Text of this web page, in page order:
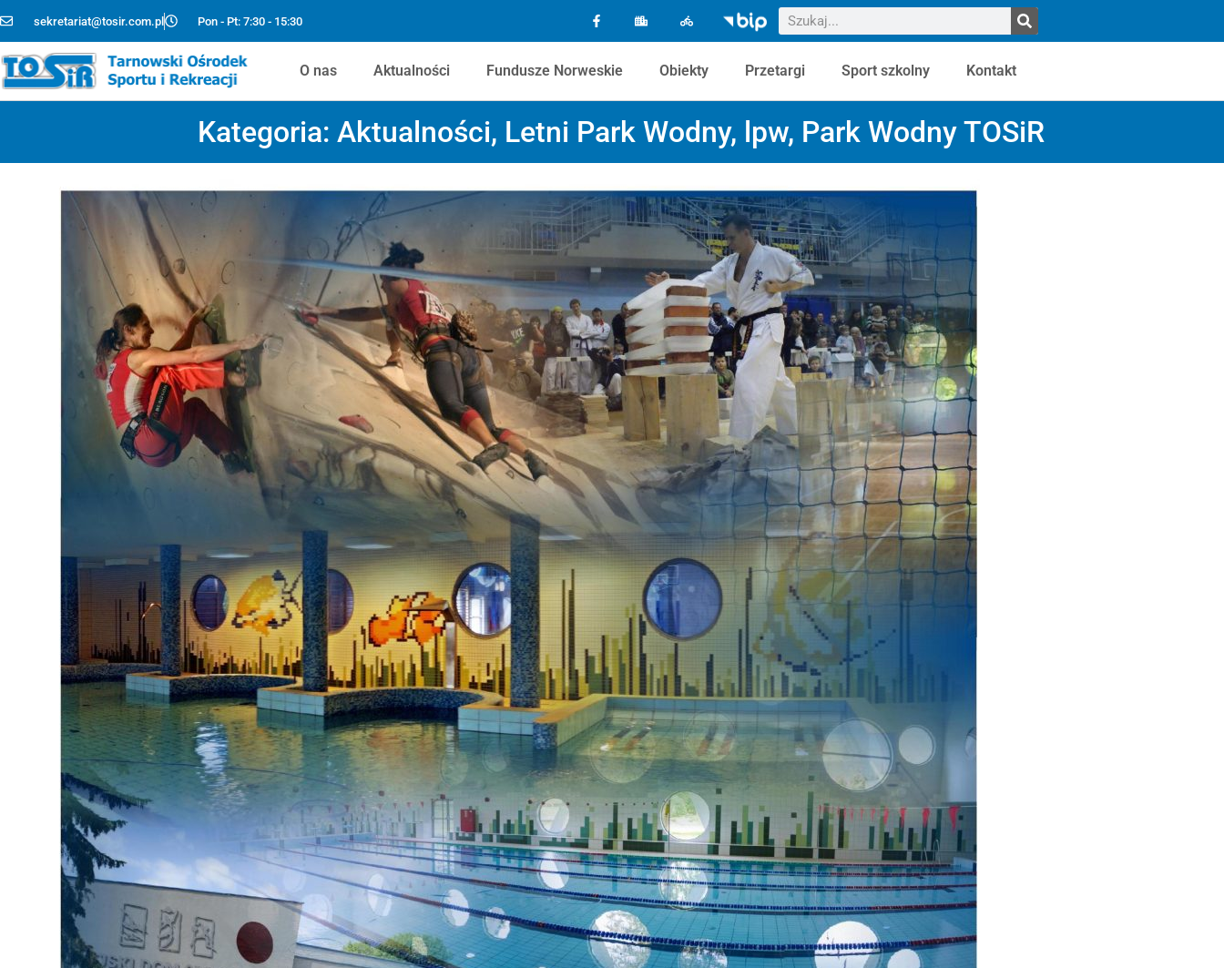
sekretariat@tosir.com.pl Pon - Pt: 7:30 - 15:30
O nas Aktualności Fundusze Norweskie Obiekty Przetargi Sport szkolny Kontakt
Kategoria: Aktualności, Letni Park Wodny, lpw, Park Wodny TOSiR